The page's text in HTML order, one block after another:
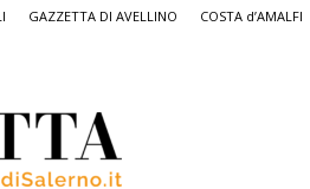
GAZZETTA DI AVELLINO COSTA d’AMALFI